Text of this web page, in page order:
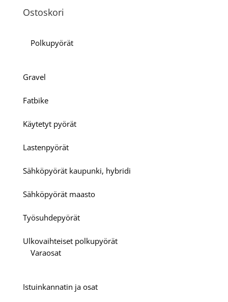
Ostoskori
Polkupyörät
Gravel
Fatbike
Käytetyt pyörät
Lastenpyörät
Sähköpyörät kaupunki, hybridi
Sähköpyörät maasto
Työsuhdepyörät
Ulkovaihteiset polkupyörät
Varaosat
Istuinkannatin ja osat